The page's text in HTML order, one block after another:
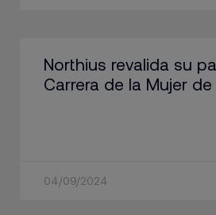
Northius revalida su
Carrera de la Mujer
04/09/2024